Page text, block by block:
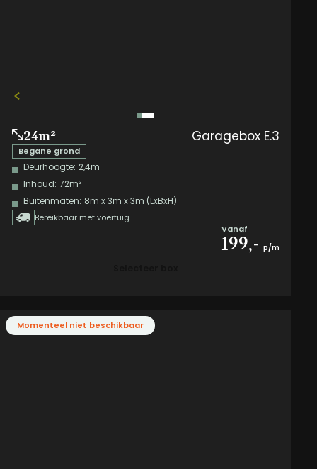
Garagebox E.3
24m²
Begane grond
Deurhoogte: 2,4m
Inhoud: 72m³
Buitenmaten: 8m x 3m x 3m (LxBxH)
Bereikbaar met voertuig
Vanaf
199,- p/m
Momenteel niet beschikbaar